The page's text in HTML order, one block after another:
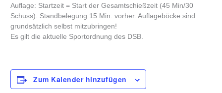
Auflage: Startzeit = Start der Gesamtschießzeit (45 Min/30
Schuss). Standbelegung 15 Min. vorher. Auflageböcke sind
grundsätzlich selbst mitzubringen!
Es gilt die aktuelle Sportordnung des DSB.
Zum Kalender hinzufügen